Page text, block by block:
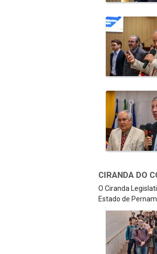
CIRANDA DO
O Ciranda
Estado de
Galeria de